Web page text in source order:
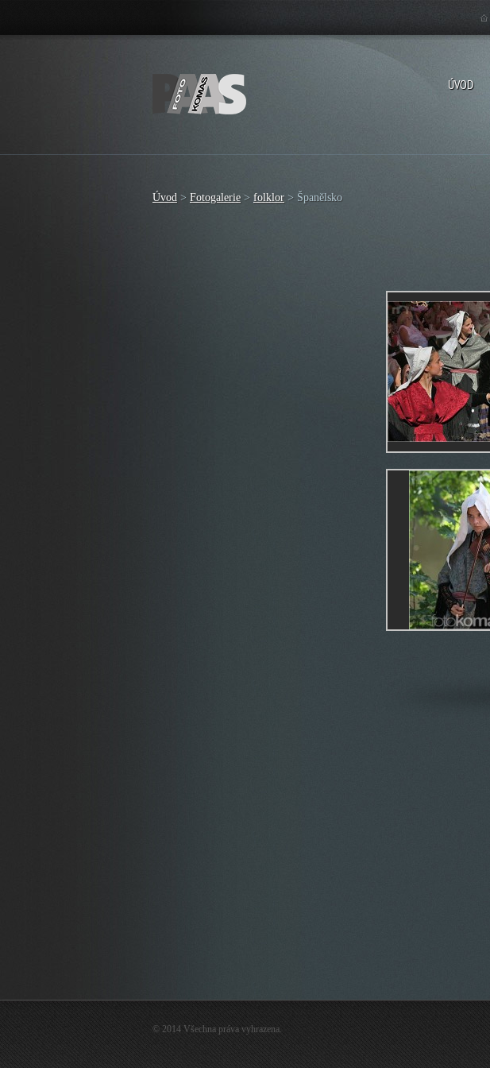
ÚVOD
Úvod > Fotogalerie > folklor > Španělsko
© 2014 Všechna práva vyhrazena.